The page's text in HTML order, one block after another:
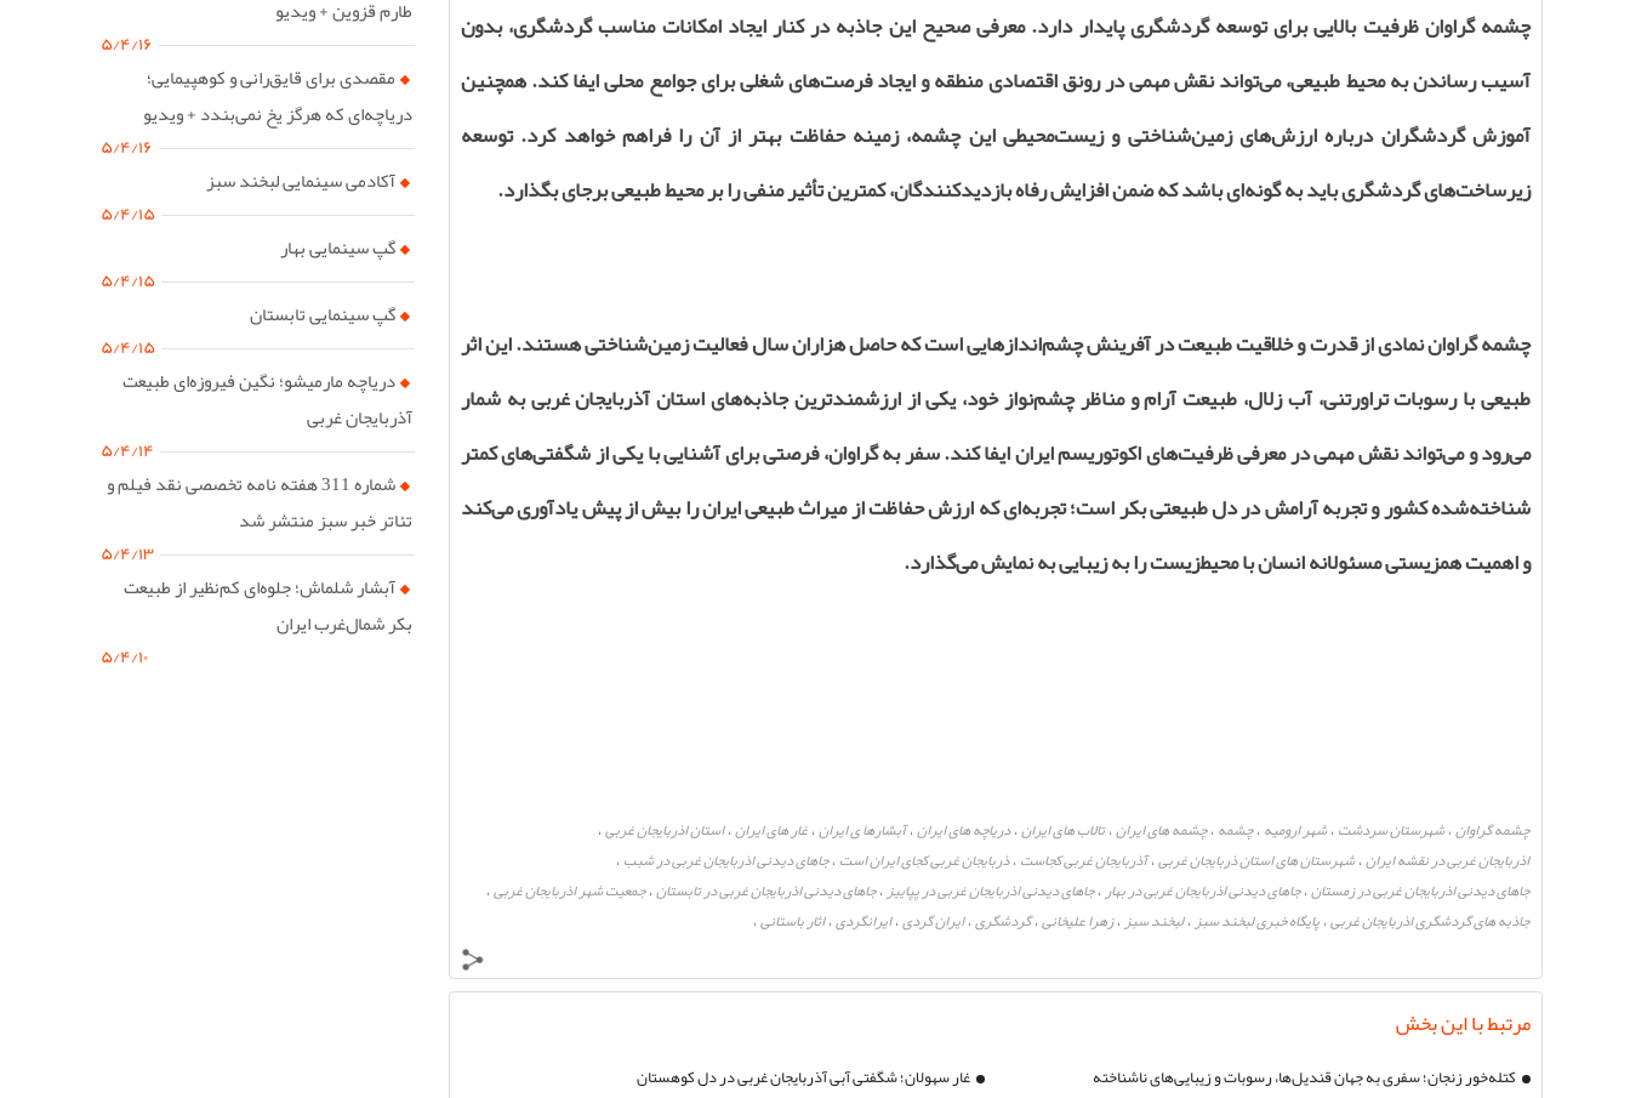
چشمه گراوان ظرفیت بالایی برای توسعه گردشگری پایدار دارد. معرفی صحیح این جاذبه در کنار ایجاد امکانات مناسب گردشگری، بدون
آسیب رساندن به محیط طبیعی، می‌تواند نقش مهمی در رونق اقتصادی منطقه و ایجاد فرصت‌های شغلی برای جوامع محلی ایفا کند. همچنین
آموزش گردشگران درباره ارزش‌های زمین‌شناختی و زیست‌محیطی این چشمه، زمینه حفاظت بهتر از آن را فراهم خواهد کرد. توسعه
زیرساخت‌های گردشگری باید به گونه‌ای باشد که ضمن افزایش رفاه بازدیدکنندگان، کمترین تأثیر منفی را بر محیط طبیعی برجای بگذارد.
چشمه گراوان نمادی از قدرت و خلاقیت طبیعت در آفرینش چشم‌اندازهایی است که حاصل هزاران سال فعالیت زمین‌شناختی هستند. این اثر
طبیعی با رسوبات تراورتنی، آب زلال، طبیعت آرام و مناظر چشم‌نواز خود، یکی از ارزشمندترین جاذبه‌های استان آذربایجان غربی به شمار
می‌رود و می‌تواند نقش مهمی در معرفی ظرفیت‌های اکوتوریسم ایران ایفا کند. سفر به گراوان، فرصتی برای آشنایی با یکی از شگفتی‌های کمتر
شناخته‌شده کشور و تجربه آرامش در دل طبیعتی بکر است؛ تجربه‌ای که ارزش حفاظت از میراث طبیعی ایران را بیش از پیش یادآوری می‌کند
و اهمیت همزیستی مسئولانه انسان با محیط‌زیست را به زیبایی به نمایش می‌گذارد.
چشمه گراوان،شهرستان سردشت ،شهر ارومیه ،چشمه ،چشمه های ایران،تالاب های ایران،دریاچه های ایران،آبشارها ی ایران،غار های ایران،استان اذربایجان غربی،
اذربایجان غربی در نقشه ایران،شهرستان های استان ذربایجان غربی،آذربایجان غربی کجاست ،ذربایجان غربی کجای ایران است ،جاهای دیدنی اذربایجان غربی در شبب ،
جاهای دیدنی اذربایجان غربی در زمستان،جاهای دیدنی اذربایجان غربی در بهار،جاهای دیدنی اذربایجان غربی در پپاییز ،جاهای دیدنی اذربایجان غربی در تابستان،جمعیت شهر اذربایجان غربی،
جاذبه های گردشگری اذربایجان غربی،پایگاه خبری لبخند سبز ،لبخند سبز ،زهرا علیخانی،گردشگری،ایران گردی،ایرانگردی،اثار باستانی،
مرتبط با این بخش
کتله‌خور زنجان؛ سفری به جهان قندیل‌ها، رسوبات و زیبایی‌های ناشناخته
غار سهولان؛ شگفتی آبی آذربایجان غربی در دل کوهستان
طارم قزوین + ویدیو
۵/۴/۱۶
مقصدی برای قایق‌رانی و کوهپیمایی؛
دریاچه‌ای که هرگز یخ نمی‌بندد + ویدیو
۵/۴/۱۶
آکادمی سینمایی لبخند سبز
۵/۴/۱۵
گپ سینمایی بهار
۵/۴/۱۵
گپ سینمایی تابستان
۵/۴/۱۵
دریاچه مارمیشو؛ نگین فیروزه‌ای طبیعت
آذربایجان غربی
۵/۴/۱۴
شماره 311 هفته نامه تخصصی نقد فیلم و
تئاتر خبر سبز منتشر شد
۵/۴/۱۳
آبشار شلماش؛ جلوه‌ای کم‌نظیر از طبیعت
بکر شمال‌غرب ایران
۵/۴/۱۰